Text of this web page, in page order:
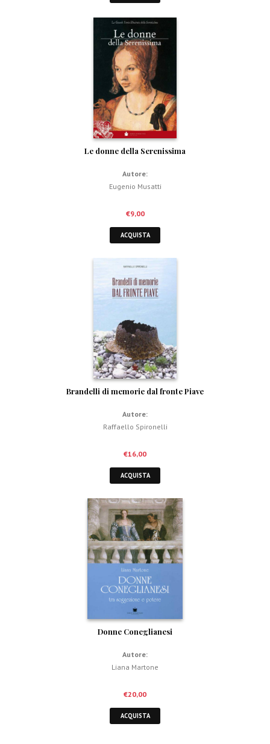
Le donne della Serenissima
Autore:
Eugenio Musatti
€9,00
ACQUISTA
Brandelli di memorie dal fronte Piave
Autore:
Raffaello Spironelli
€16,00
ACQUISTA
Donne Coneglianesi
Autore:
Liana Martone
€20,00
ACQUISTA